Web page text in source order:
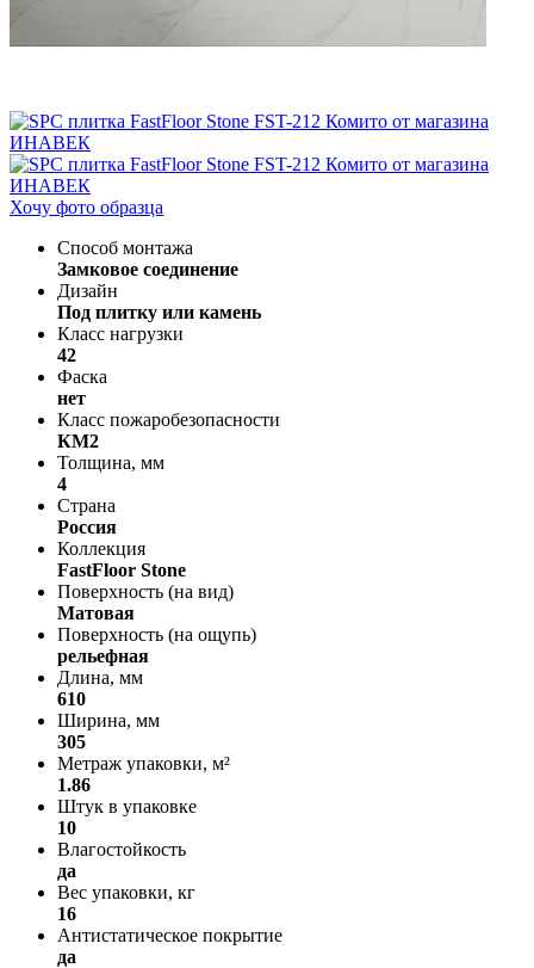
Хочу фото образца
Способ монтажа
Замковое соединение
Дизайн
Под плитку или камень
Класс нагрузки
42
Фаска
нет
Класс пожаробезопасности
КМ2
Толщина, мм
4
Страна
Россия
Коллекция
FastFloor Stone
Поверхность (на вид)
Матовая
Поверхность (на ощупь)
рельефная
Длина, мм
610
Ширина, мм
305
Метраж упаковки, м²
1.86
Штук в упаковке
10
Влагостойкость
да
Вес упаковки, кг
16
Антистатическое покрытие
да